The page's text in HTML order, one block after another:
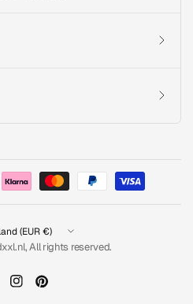
All rights reserved.